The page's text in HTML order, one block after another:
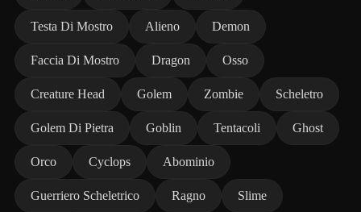
Testa Di Mostro Alieno Demon
Faccia Di Mostro Dragon Osso
Creature Head Golem Zombie Scheletro
Golem Di Pietra Goblin Tentacoli Ghost
Orco Cyclops Abominio
Guerriero Scheletrico Ragno Slime